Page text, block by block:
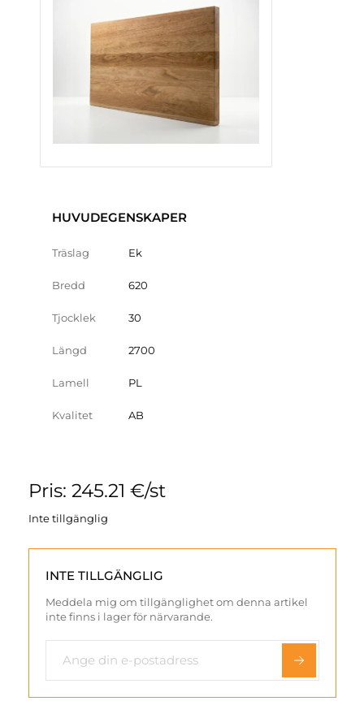
HUVUDEGENSKAPER
Träslag Ek
Bredd 620
Tjocklek 30
Längd 2700
Lamell PL
Kvalitet AB
Pris: 245.21 €/st
Inte tillgänglig
INTE TILLGÄNGLIG
Meddela mig om tillgänglighet om denna artikel
inte finns i lager för närvarande.